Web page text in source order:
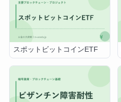
スポットビットコインETF